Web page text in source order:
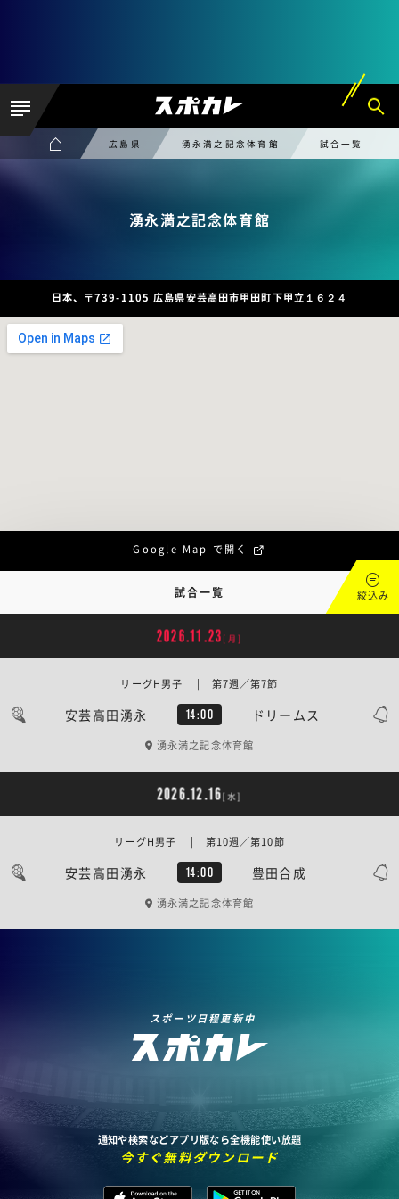
広島県 湧永満之記念体育館 試合一覧
湧永満之記念体育館
日本、〒739-1105 広島県安芸高田市甲田町下甲立１６２４
Google Map で開く
試合一覧 絞込み
2026.11.23 [月]
安芸高田湧永 14:00 ドリームス
リーグH男子 | 第7週／第7節
湧永満之記念体育館
2026.12.16[水]
安芸高田湧永 14:00 豊田合成
リーグH男子 | 第10週／第10節
湧永満之記念体育館
スポーツ日程更新中
通知や検索などアプリ版なら全機能使い放題
今すぐ無料ダウンロード